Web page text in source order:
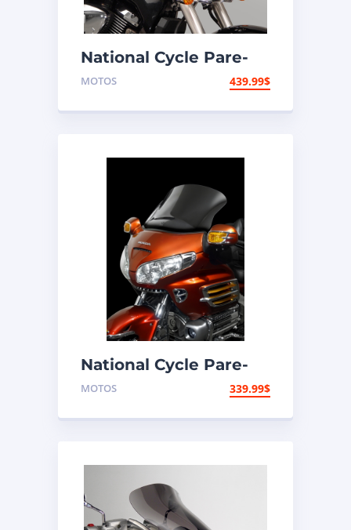
National Cycle Pare-
brise aéroacoustique
VStream Kawasaki,
Suzuki
MOTOS 439.99$
National Cycle Pare-
brise aéroacoustique
MOTOS 339.99$